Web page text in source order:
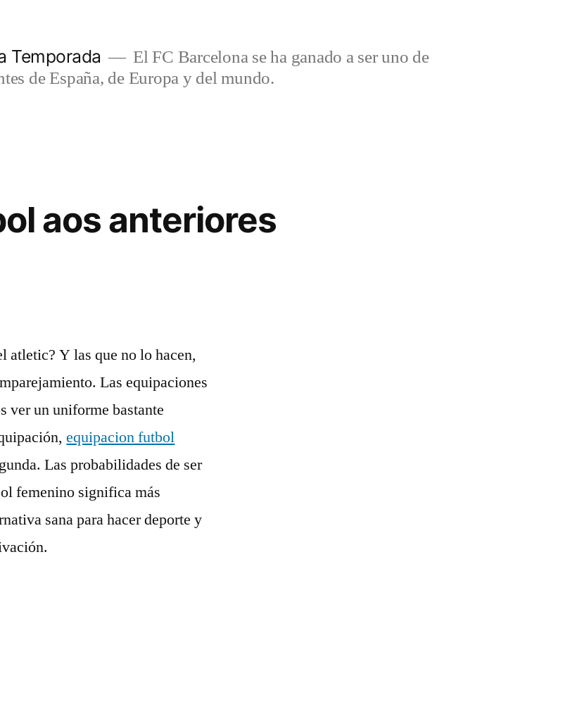
Temporada
El FC Barcelona se ha ganado a ser uno de
de España, de Europa y del mundo.
aos anteriores
atletic? Y las que no lo hacen,
Las equipaciones
ver un uniforme bastante
equipacion futbol
Las probabilidades de ser
femenino significa más
sana para hacer deporte y